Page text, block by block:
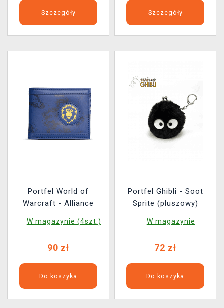
Szczegóły Szczegóły
Portfel World of
Warcraft - Alliance
W magazynie (4szt.)
90 zł
Do koszyka
Portfel Ghibli - Soot
Sprite (pluszowy)
W magazynie
72 zł
Do koszyka